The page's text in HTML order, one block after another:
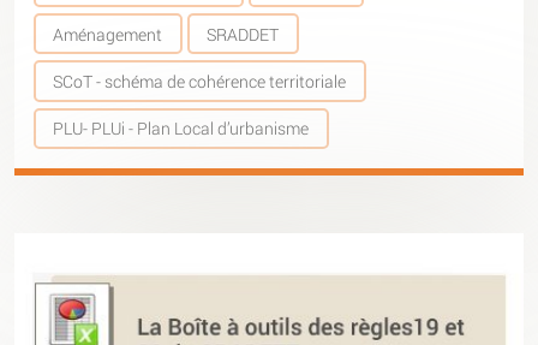
Aménagement SRADDET
SCoT - schéma de cohérence territoriale
PLU- PLUi - Plan Local d’urbanisme